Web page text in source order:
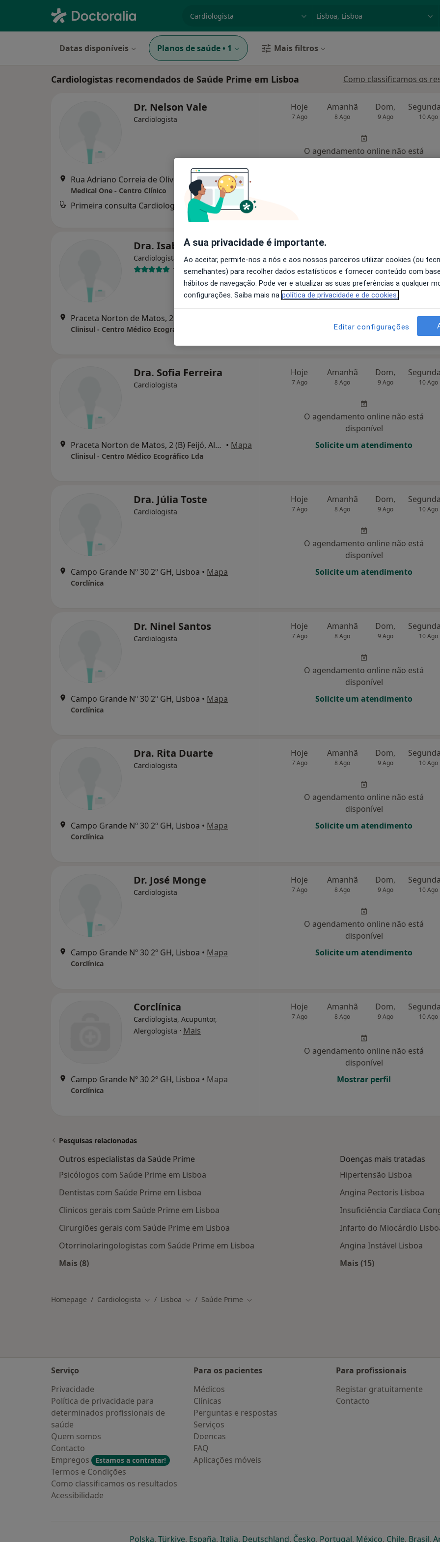
Datas disponíveis Planos de saúde • 1 Mais filtros
Cardiologistas recomendados de Saúde Prime em Lisboa Como classificamos os
Dr. Nelson Vale
Cardiologista
Rua Adriano Correia de Oliveira, Lisboa•Mapa
Medical One - Centro Clínico
Primeira consulta Cardiologia desde 35 €
Hoje
7 Ago
Amanhã
8 Ago
Dom,
9 Ago 10 Ago
O agendamento online não está
Dra. Isabel Henriksson
Cardiologista
1 opinião
Clinisul - Centro Médico Ecográfico Lda
Hoje
8 Ago 10 Ago
O agendamento online não está
disponível
Dra. Sofia Ferreira
Cardiologista
Praceta Norton de Matos, 2 (B) Feijó, Almada • Mapa
Clinisul - Centro Médico Ecográfico Lda
Hoje
7 Ago
Amanhã
8 Ago
Dom,
9 Ago 10 Ago
O agendamento online não está
disponível
Solicite um atendimento
Dra. Júlia Toste
Cardiologista
Campo Grande Nº 30 2º GH, Lisboa • Mapa
Corclínica
Hoje
7 Ago
Amanhã
8 Ago
Dom,
9 Ago 10 Ago
O agendamento online não está
disponível
Solicite um atendimento
Dr. Ninel Santos
Cardiologista
Campo Grande Nº 30 2º GH, Lisboa • Mapa
Corclínica
Hoje
7 Ago
Amanhã
8 Ago
Dom,
9 Ago 10 Ago
O agendamento online não está
disponível
Solicite um atendimento
Dra. Rita Duarte
Cardiologista
Campo Grande Nº 30 2º GH, Lisboa • Mapa
Corclínica
Hoje
7 Ago
Amanhã
8 Ago
Dom,
9 Ago 10 Ago
O agendamento online não está
disponível
Solicite um atendimento
Dr. José Monge
Cardiologista
Campo Grande Nº 30 2º GH, Lisboa • Mapa
Corclínica
Hoje
7 Ago
Amanhã
8 Ago
Dom,
9 Ago 10 Ago
O agendamento online não está
disponível
Solicite um atendimento
Corclínica
Cardiologista, Acupuntor,
Alergologista · Mais
Campo Grande Nº 30 2º GH, Lisboa • Mapa
Corclínica
Hoje
7 Ago
Amanhã
8 Ago
Dom,
9 Ago 10 Ago
O agendamento online não está
disponível
Mostrar perfil
Pesquisas relacionadas
Outros especialistas da Saúde Prime
Psicólogos com Saúde Prime em Lisboa
Dentistas com Saúde Prime em Lisboa
Clinicos gerais com Saúde Prime em Lisboa
Cirurgiões gerais com Saúde Prime em Lisboa
Otorrinolaringologistas com Saúde Prime em Lisboa
Mais (8)
Doenças mais tratadas
Hipertensão Lisboa
Angina Pectoris Lisboa
Insuficiência Cardíaca
Infarto do Miocárdio
Angina Instável Lisboa
Mais (15)
Homepage Cardiologista Mudar de cidade
Lisboa Mudar de cidade
Saúde Prime Mudar de cidade
Serviço
Privacidade
Política de privacidade para
determinados profissionais de
saúde
Quem somos
Contacto
Empregos
Estamos a contratar!
Termos e Condições
Como classificamos os resultados
Acessibilidade
Para os pacientes
Médicos
Clínicas
Perguntas e respostas
Serviços
Doencas
FAQ
Aplicações móveis
Para profissionais
Registar gratuitamente
Contacto
Polskaabre num novo separador
, Türkiyeabre num novo separador
, Españaabre num novo separador
, Italiaabre num novo separador
, Deutschlandabre num novo separador
, Českoabre num novo separador
, Portugalabre num novo
, Méxicoabre num
, Chileabre
, Brasil,
A sua privacidade é importante.
Ao aceitar, permite-nos a nós e aos nossos parceiros utilizar cookies (ou
semelhantes) para recolher dados estatísticos e fornecer conteúdo com
hábitos de navegação. Pode ver e atualizar as suas preferências a qualquer
configurações. Saiba mais na política de privacidade e de cookies.
Editar configurações